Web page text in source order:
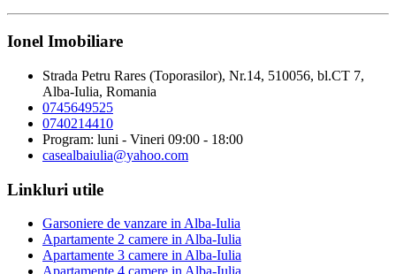
Ionel Imobiliare
Strada Petru Rares (Toporasilor), Nr.14, 510056, bl.CT 7,
Alba-Iulia, Romania
0745649525
0740214410
Program: luni - Vineri 09:00 - 18:00
casealbaiulia@yahoo.com
Linkluri utile
Garsoniere de vanzare in Alba-Iulia
Apartamente 2 camere in Alba-Iulia
Apartamente 3 camere in Alba-Iulia